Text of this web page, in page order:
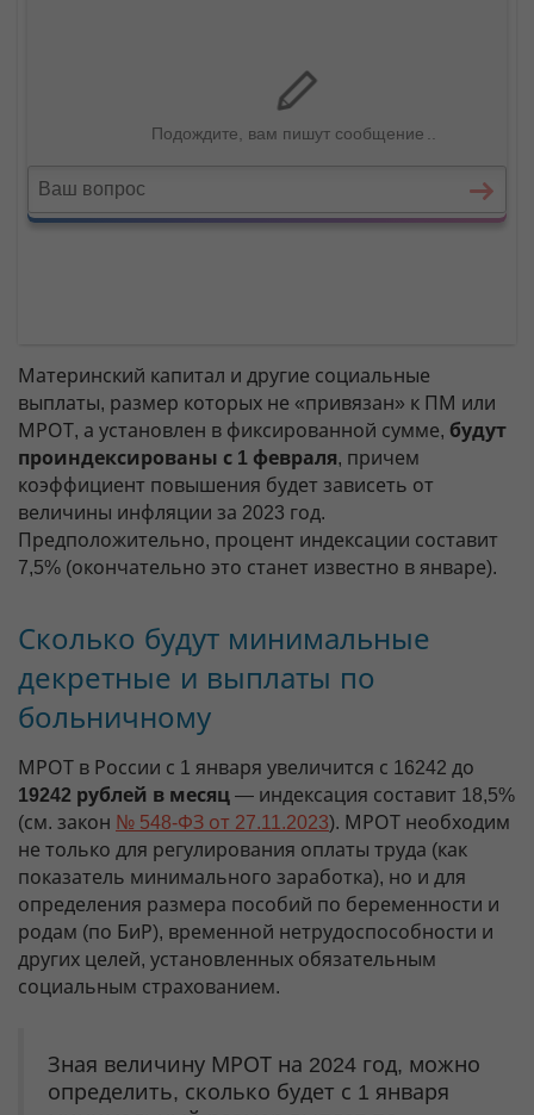
Материнский капитал и другие социальные
выплаты, размер которых не «привязан» к ПМ или
МРОТ, а установлен в фиксированной сумме, будут
проиндексированы с 1 февраля, причем
коэффициент повышения будет зависеть от
величины инфляции за 2023 год.
Предположительно, процент индексации составит
7,5% (окончательно это станет известно в январе).
Сколько будут минимальные
декретные и выплаты по
больничному
МРОТ в России с 1 января увеличится с 16242 до
19242 рублей в месяц — индексация составит 18,5%
(см. закон № 548-ФЗ от 27.11.2023). МРОТ необходим
не только для регулирования оплаты труда (как
показатель минимального заработка), но и для
определения размера пособий по беременности и
родам (по БиР), временной нетрудоспособности и
других целей, установленных обязательным
социальным страхованием.
Зная величину МРОТ на 2024 год, можно
определить, сколько будет с 1 января